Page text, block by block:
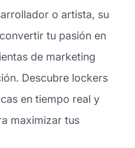
o artista, su
tu pasión en
de marketing
Descubre lockers
en tiempo real y
maximizar tus